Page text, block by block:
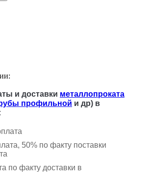
и доставки металлопроката
профильной и др) в
50% по факту поставки
по факту доставки в